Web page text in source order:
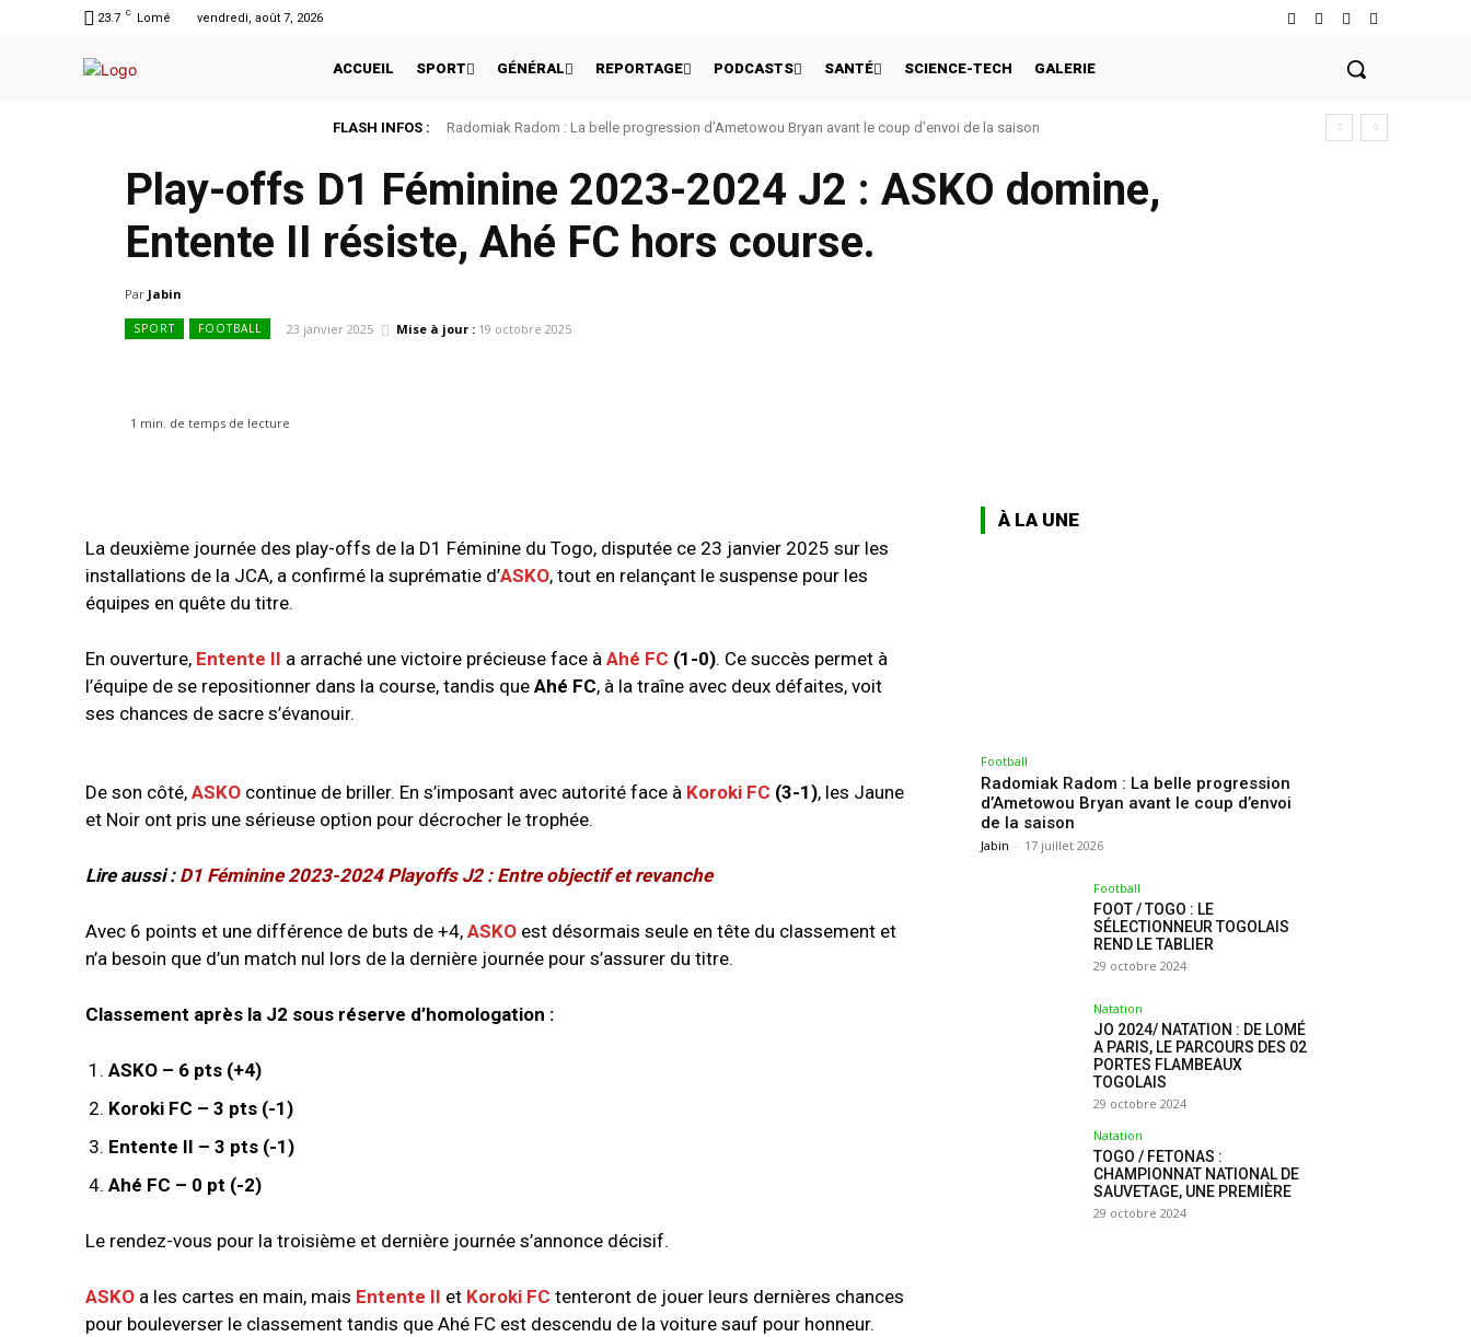
23.7 C Lomé vendredi, août 7, 2026
ACCUEIL SPORT GÉNÉRAL REPORTAGE PODCASTS SANTÉ SCIENCE-TECH GALERIE
FLASH INFOS : Radomiak Radom : La belle progression d’Ametowou Bryan avant le coup d’envoi de la saison
Play-offs D1 Féminine 2023-2024 J2 : ASKO domine,
Entente II résiste, Ahé FC hors course.
Par Jabin
SPORT FOOTBALL 23 janvier 2025 Mise à jour : 19 octobre 2025
1 min. de temps de lecture
La deuxième journée des play-offs de la D1 Féminine du Togo, disputée ce 23 janvier 2025 sur les
installations de la JCA, a confirmé la suprématie d’ASKO, tout en relançant le suspense pour les
équipes en quête du titre.
En ouverture, Entente II a arraché une victoire précieuse face à Ahé FC (1-0). Ce succès permet à
l’équipe de se repositionner dans la course, tandis que Ahé FC, à la traîne avec deux défaites, voit
ses chances de sacre s’évanouir.
De son côté, ASKO continue de briller. En s’imposant avec autorité face à Koroki FC (3-1), les Jaune
et Noir ont pris une sérieuse option pour décrocher le trophée.
Lire aussi : D1 Féminine 2023-2024 Playoffs J2 : Entre objectif et revanche
Avec 6 points et une différence de buts de +4, ASKO est désormais seule en tête du classement et
n’a besoin que d’un match nul lors de la dernière journée pour s’assurer du titre.
Classement après la J2 sous réserve d’homologation :
ASKO – 6 pts (+4)
Koroki FC – 3 pts (-1)
Entente II – 3 pts (-1)
Ahé FC – 0 pt (-2)
Le rendez-vous pour la troisième et dernière journée s’annonce décisif.
ASKO a les cartes en main, mais Entente II et Koroki FC tenteront de jouer leurs dernières chances
pour bouleverser le classement tandis que Ahé FC est descendu de la voiture sauf pour honneur.
À LA UNE
Football
Radomiak Radom : La belle progression
d’Ametowou Bryan avant le coup d’envoi
de la saison
Jabin - 17 juillet 2026
Football
FOOT / TOGO : LE
SÉLECTIONNEUR TOGOLAIS
REND LE TABLIER
29 octobre 2024
Natation
JO 2024/ NATATION : DE LOMÉ
A PARIS, LE PARCOURS DES 02
PORTES FLAMBEAUX
TOGOLAIS
29 octobre 2024
Natation
TOGO / FETONAS :
CHAMPIONNAT NATIONAL DE
SAUVETAGE, UNE PREMIÈRE
29 octobre 2024